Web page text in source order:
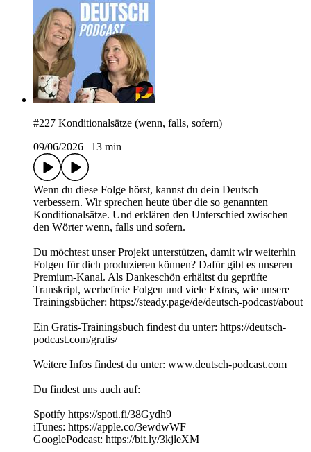
#227 Konditionalsätze (wenn, falls, sofern)
09/06/2026
13 min
Wenn du diese Folge hörst, kannst du dein Deutsch
verbessern. Wir sprechen heute über die so genannten
Konditionalsätze. Und erklären den Unterschied zwischen
den Wörter wenn, falls und sofern.
Du möchtest unser Projekt unterstützen, damit wir weiterhin
Folgen für dich produzieren können? Dafür gibt es unseren
Premium-Kanal. Als Dankeschön erhältst du geprüfte
Transkript, werbefreie Folgen und viele Extras, wie unsere
Trainingsbücher: https://steady.page/de/deutsch-podcast/about
Ein Gratis-Trainingsbuch findest du unter: https://deutsch-
podcast.com/gratis/
Weitere Infos findest du unter: www.deutsch-podcast.com
Du findest uns auch auf:
Spotify https://spoti.fi/38Gydh9
iTunes: https://apple.co/3ewdwWF
GooglePodcast: https://bit.ly/3kjleXM